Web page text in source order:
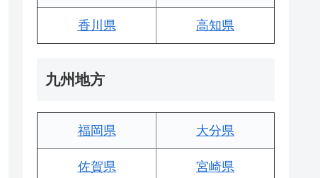
香川県 高知県
九州地方
福岡県 大分県
佐賀県 宮崎県